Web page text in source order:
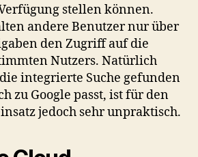
stellen können.
andere Benutzer nur über
den Zugriff auf die
Nutzers. Natürlich
integrierte Suche gefunden
zu Google passt, ist für den
jedoch sehr unpraktisch.